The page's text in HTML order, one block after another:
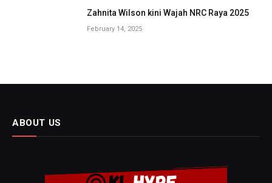
Zahnita Wilson kini Wajah NRC Raya 2025
February 14, 2025
ABOUT US